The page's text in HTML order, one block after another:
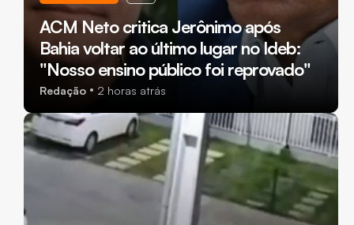
ACM Neto critica Jerônimo após
Bahia voltar ao último lugar no Ideb:
"Nosso ensino público foi reprovado"
Redação 2 horas atrás